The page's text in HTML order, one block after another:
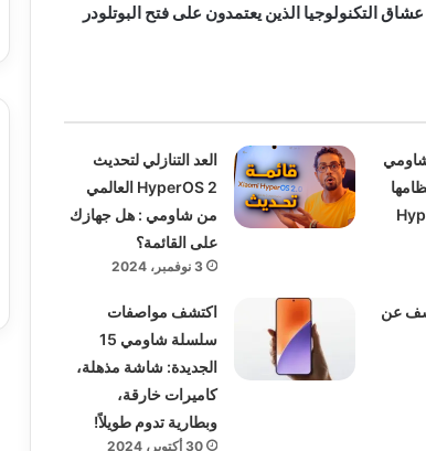
التكنولوجيا الذين يعتمدون على فتح البوتلودر
العد التنازلي لتحديث
HyperOS 2 العالمي
من شاومي : هل جهازك
على القائمة؟
3 نوفمبر، 2024
عن
اكتشف مواصفات
سلسلة شاومي 15
الجديدة: شاشة مذهلة،
كاميرات خارقة،
وبطارية تدوم طويلاً!
30 أكتوبر، 2024